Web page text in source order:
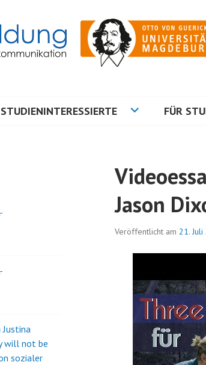
FÜR
Jason
Veröffentlicht am 21.
will not be
sozialer